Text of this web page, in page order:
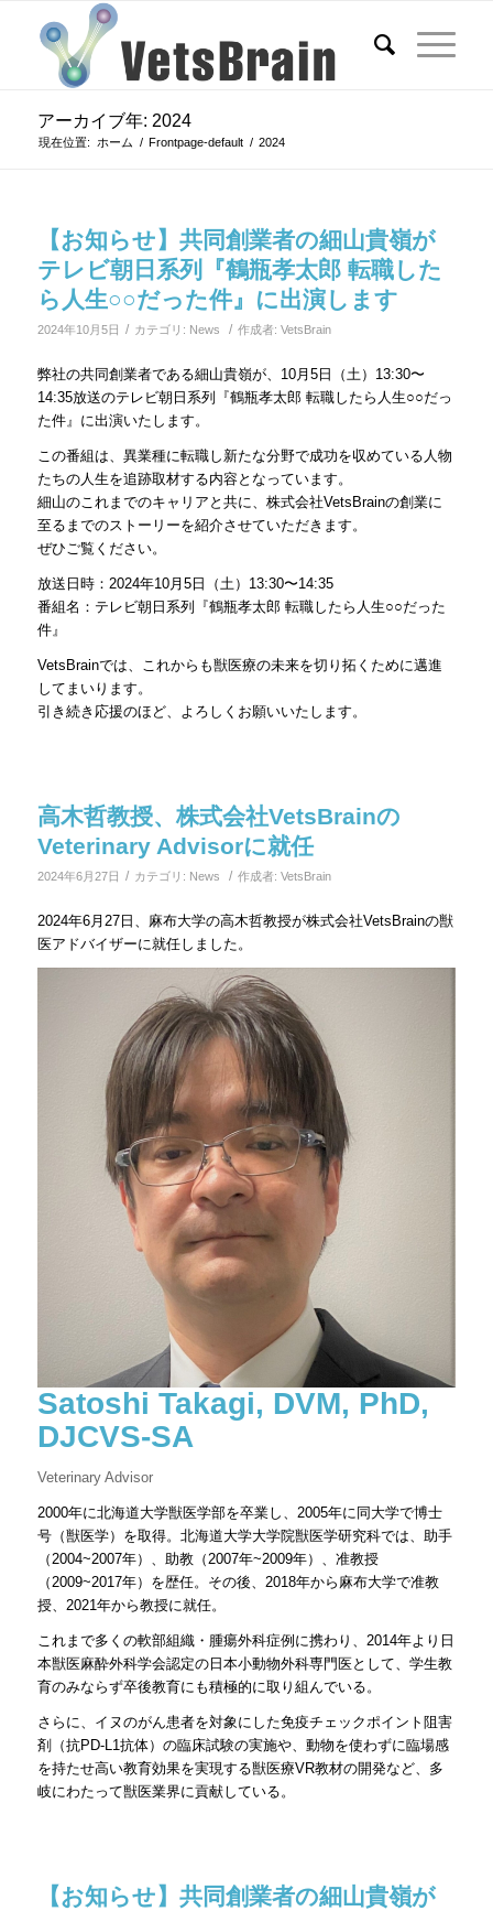
アーカイブ年: 2024
現在位置: ホーム / Frontpage-default / 2024
【お知らせ】共同創業者の細山貴嶺が
テレビ朝日系列『鶴瓶孝太郎 転職した
ら人生○○だった件』に出演します
2024年10月5日 / カテゴリ: News / 作成者: VetsBrain
弊社の共同創業者である細山貴嶺が、10月5日（土）13:30〜
14:35放送のテレビ朝日系列『鶴瓶孝太郎 転職したら人生○○だっ
た件』に出演いたします。
この番組は、異業種に転職し新たな分野で成功を収めている人物
たちの人生を追跡取材する内容となっています。
細山のこれまでのキャリアと共に、株式会社VetsBrainの創業に
至るまでのストーリーを紹介させていただきます。
ぜひご覧ください。
放送日時：2024年10月5日（土）13:30〜14:35
番組名：テレビ朝日系列『鶴瓶孝太郎 転職したら人生○○だった
件』
VetsBrainでは、これからも獣医療の未来を切り拓くために邁進
してまいります。
引き続き応援のほど、よろしくお願いいたします。
高木哲教授、株式会社VetsBrainの
Veterinary Advisorに就任
2024年6月27日 / カテゴリ: News / 作成者: VetsBrain
2024年6月27日、麻布大学の高木哲教授が株式会社VetsBrainの獣
医アドバイザーに就任しました。
Satoshi Takagi, DVM, PhD,
DJCVS-SA
Veterinary Advisor
2000年に北海道大学獣医学部を卒業し、2005年に同大学で博士
号（獣医学）を取得。北海道大学大学院獣医学研究科では、助手
（2004~2007年）、助教（2007年~2009年）、准教授
（2009~2017年）を歴任。その後、2018年から麻布大学で准教
授、2021年から教授に就任。
これまで多くの軟部組織・腫瘍外科症例に携わり、2014年より日
本獣医麻酔外科学会認定の日本小動物外科専門医として、学生教
育のみならず卒後教育にも積極的に取り組んでいる。
さらに、イヌのがん患者を対象にした免疫チェックポイント阻害
剤（抗PD-L1抗体）の臨床試験の実施や、動物を使わずに臨場感
を持たせ高い教育効果を実現する獣医療VR教材の開発など、多
岐にわたって獣医業界に貢献している。
【お知らせ】共同創業者の細山貴嶺が